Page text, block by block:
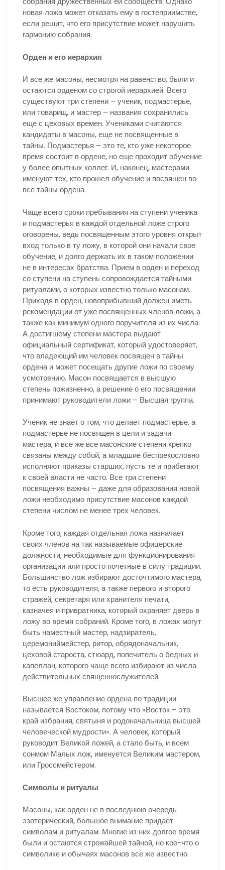
новая ложа может отказать ему в гостеприимстве,
если решит, что его присутствие может нарушить
гармонию собрания.
Орден и его иерархия
И все же масоны, несмотря на равенство, были и
остаются орденом со строгой иерархией. Всего
существуют три степени – ученик, подмастерье,
или товарищ, и мастер – названия сохранились
еще с цеховых времен. Учениками считаются
кандидаты в масоны, еще не посвященные в
тайны. Подмастерья – это те, кто уже некоторое
время состоит в ордене, но еще проходит обучение
у более опытных коллег. И, наконец, мастерами
именуют тех, кто прошел обучение и посвящен во
все тайны ордена.
Чаще всего сроки пребывания на ступени ученика
и подмастерья в каждой отдельной ложе строго
оговорены, ведь посвященным этого уровня открыт
вход только в ту ложу, в которой они начали свое
обучение, и долго держать их в таком положении
не в интересах братства. Прием в орден и переход
со ступени на ступень сопровождается тайными
ритуалами, о которых известно только масонам.
Приходя в орден, новоприбывший должен иметь
рекомендации от уже посвященных членов ложи, а
также как минимум одного поручителя из их числа.
А достигшему степени мастера выдают
официальный сертификат, который удостоверяет,
что владеющий им человек посвящен в тайны
ордена и может посещать другие ложи по своему
усмотрению. Масон посвящается в высшую
степень пожизненно, а решение о его посвящении
принимают руководители ложи – Высшая группа.
Ученик не знает о том, что делает подмастерье, а
подмастерье не посвящен в цели и задачи
мастера, и все же все масонские степени крепко
связаны между собой, а младшие беспрекословно
исполняют приказы старших, пусть те и прибегают
к своей власти не часто. Все три степени
посвящения важны – даже для образования новой
ложи необходимо присутствие масонов каждой
степени числом не менее трех человек.
Кроме того, каждая отдельная ложа назначает
своих членов на так называемые офицерские
должности, необходимые для функционирования
организации или просто почетные в силу традиции.
Большинство лож избирают досточтимого мастера,
то есть руководителя, а также первого и второго
стражей, секретаря или хранителя печати,
казначея и привратника, который охраняет дверь в
ложу во время собраний. Кроме того, в ложах могут
быть наместный мастер, надзиратель,
церемониймейстер, ритор, обрядоначальник,
цеховой староста, стюард, попечитель о бедных и
капеллан, которого чаще всего избирают из числа
действительных священнослужителей.
Высшее же управление ордена по традиции
называется Востоком, потому что «Восток – это
край избрания, святыня и родоначальница высшей
человеческой мудрости». А человек, который
руководит Великой ложей, а стало быть, и всем
сонмом Малых лож, именуется Великим мастером,
или Гроссмейстером.
Символы и ритуалы
Масоны, как орден не в последнюю очередь
эзотерический, большое внимание придает
символам и ритуалам. Многие из них долгое время
были и остаются строжайшей тайной, но кое-что о
символике и обычаях масонов все же известно.